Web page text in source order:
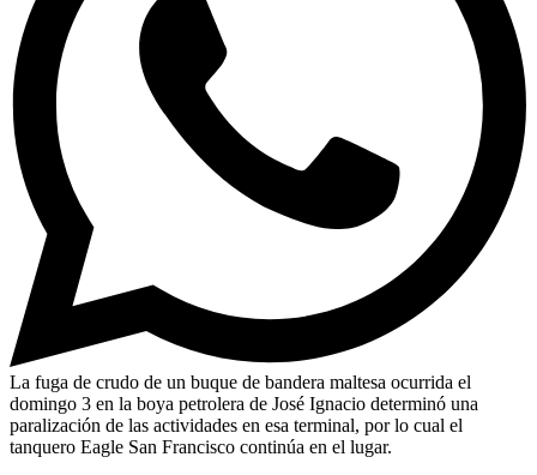
La fuga de crudo de un buque de bandera maltesa ocurrida el
domingo 3 en la boya petrolera de José Ignacio determinó una
paralización de las actividades en esa terminal, por lo cual el
tanquero Eagle San Francisco continúa en el lugar.